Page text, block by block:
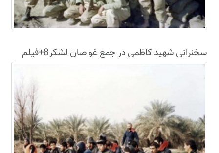
سخنرانی شهید کاظمی در جمع غواصان لشکر8+فیلم